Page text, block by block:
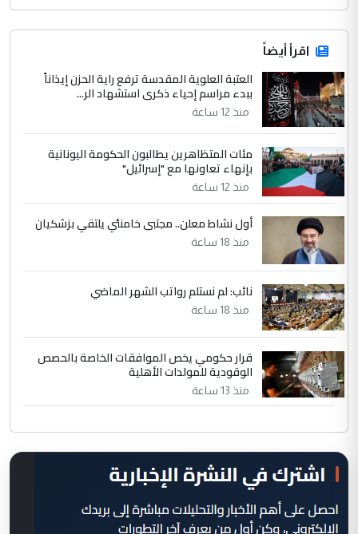
اقرأ أيضاً
العتبة العلوية المقدسة ترفع راية الحزن إيذاناً
ببدء مراسم إحياء ذكرى استشهاد الر...
منذ 12 ساعة
مئات المتظاهرين يطالبون الحكومة اليونانية
بإنهاء تعاونها مع "إسرائيل"
منذ 12 ساعة
أول نشاط معلن.. مجتبى خامنئي يلتقي بزشكيان
منذ 18 ساعة
نائب: لم نستلم رواتب الشهر الماضي
منذ 18 ساعة
قرار حكومي يخص الموافقات الخاصة بالحصص
الوقودية للمولدات الأهلية
منذ 13 ساعة